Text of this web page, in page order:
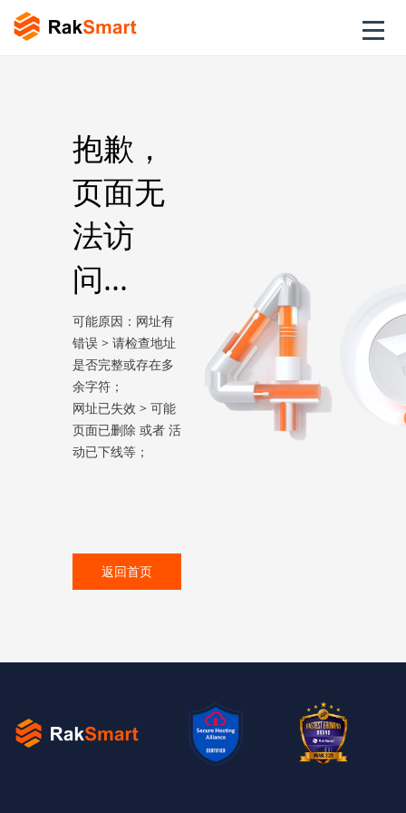
抱歉，
页面无
法访
问...
可能原因：网址有
错误 > 请检查地址
是否完整或存在多
余字符；
网址已失效 > 可能
页面已删除 或者 活
动已下线等；
返回首页